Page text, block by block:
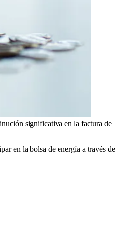
significativa en la factura de
en la bolsa de energía a través de